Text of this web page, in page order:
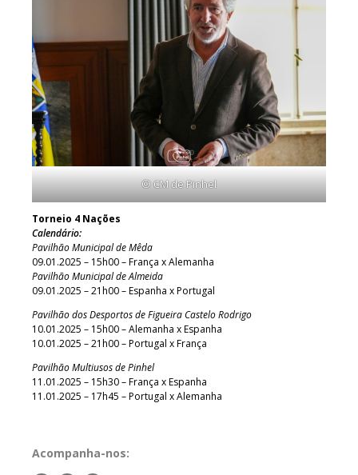
© CM de Pinhel
Torneio 4 Nações
Calendário:
Pavilhão Municipal de Mêda
09.01.2025 – 15h00 – França x Alemanha
Pavilhão Municipal de Almeida
09.01.2025 – 21h00 – Espanha x Portugal
Pavilhão dos Desportos de Figueira Castelo Rodrigo
10.01.2025 – 15h00 – Alemanha x Espanha
10.01.2025 – 21h00 – Portugal x França
Pavilhão Multiusos de Pinhel
11.01.2025 – 15h30 – França x Espanha
11.01.2025 – 17h45 – Portugal x Alemanha
Acompanha-nos: